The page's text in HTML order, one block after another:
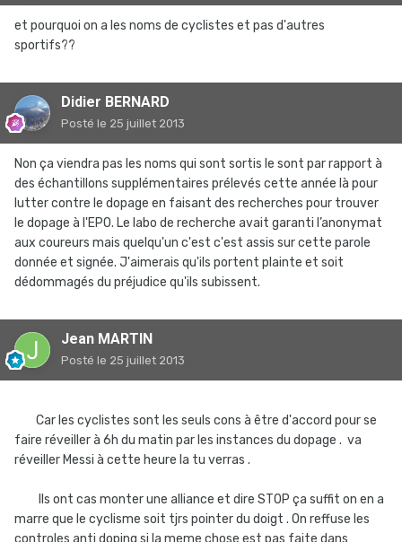
et pourquoi on a les noms de cyclistes et pas d'autres
sportifs??
Didier BERNARD
Posté le 25 juillet 2013
Non ça viendra pas les noms qui sont sortis le sont par rapport à
des échantillons supplémentaires prélevés cette année là pour
lutter contre le dopage en faisant des recherches pour trouver
le dopage à l'EPO. Le labo de recherche avait garanti l’anonymat
aux coureurs mais quelqu'un c'est c'est assis sur cette parole
donnée et signée. J'aimerais qu'ils portent plainte et soit
dédommagés du préjudice qu'ils subissent.
Jean MARTIN
Posté le 25 juillet 2013
Car les cyclistes sont les seuls cons à être d'accord pour se
faire réveiller à 6h du matin par les instances du dopage . va
réveiller Messi à cette heure la tu verras .
Ils ont cas monter une alliance et dire STOP ça suffit on en a
marre que le cyclisme soit tjrs pointer du doigt . On reffuse les